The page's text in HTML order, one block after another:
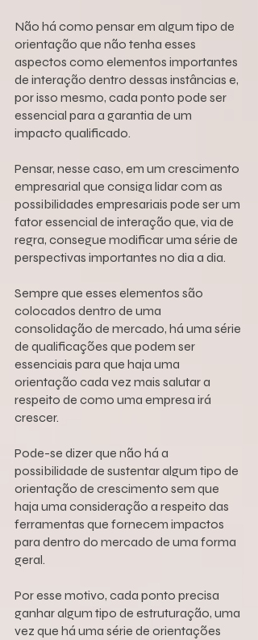
Não há como pensar em algum tipo de
orientação que não tenha esses
aspectos como elementos importantes
de interação dentro dessas instâncias e,
por isso mesmo, cada ponto pode ser
essencial para a garantia de um
impacto qualificado.
Pensar, nesse caso, em um crescimento
empresarial que consiga lidar com as
possibilidades empresariais pode ser um
fator essencial de interação que, via de
regra, consegue modificar uma série de
perspectivas importantes no dia a dia.
Sempre que esses elementos são
colocados dentro de uma
consolidação de mercado, há uma série
de qualificações que podem ser
essenciais para que haja uma
orientação cada vez mais salutar a
respeito de como uma empresa irá
crescer.
Pode-se dizer que não há a
possibilidade de sustentar algum tipo de
orientação de crescimento sem que
haja uma consideração a respeito das
ferramentas que fornecem impactos
para dentro do mercado de uma forma
geral.
Por esse motivo, cada ponto precisa
ganhar algum tipo de estruturação, uma
vez que há uma série de orientações